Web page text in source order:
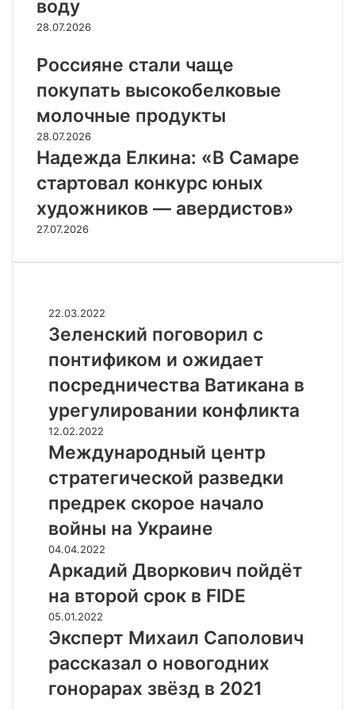
воду
28.07.2026
Россияне стали чаще
покупать высокобелковые
молочные продукты
28.07.2026
Надежда Елкина: «В Самаре
стартовал конкурс юных
художников — авердистов»
27.07.2026
З
е
н
к
и
й
п
о
о
в
о
р
и
л
с
п
о
н
и
22.03.2022
Зеленский поговорил с
понтификом и ожидает
посредничества Ватикана в
урегулировании конфликта
М
е
д
у
а
р
о
д
н
ы
й
ц
е
т
12.02.2022
Международный центр
стратегической разведки
предрек скорое начало
войны на Украине
А
р
а
д
и
й
Д
в
о
04.04.2022
Аркадий Дворкович пойдёт
на второй срок в FIDE
Э
к
п
е
05.01.2022
Эксперт Михаил Саполович
рассказал о новогодних
гонорарах звёзд в 2021